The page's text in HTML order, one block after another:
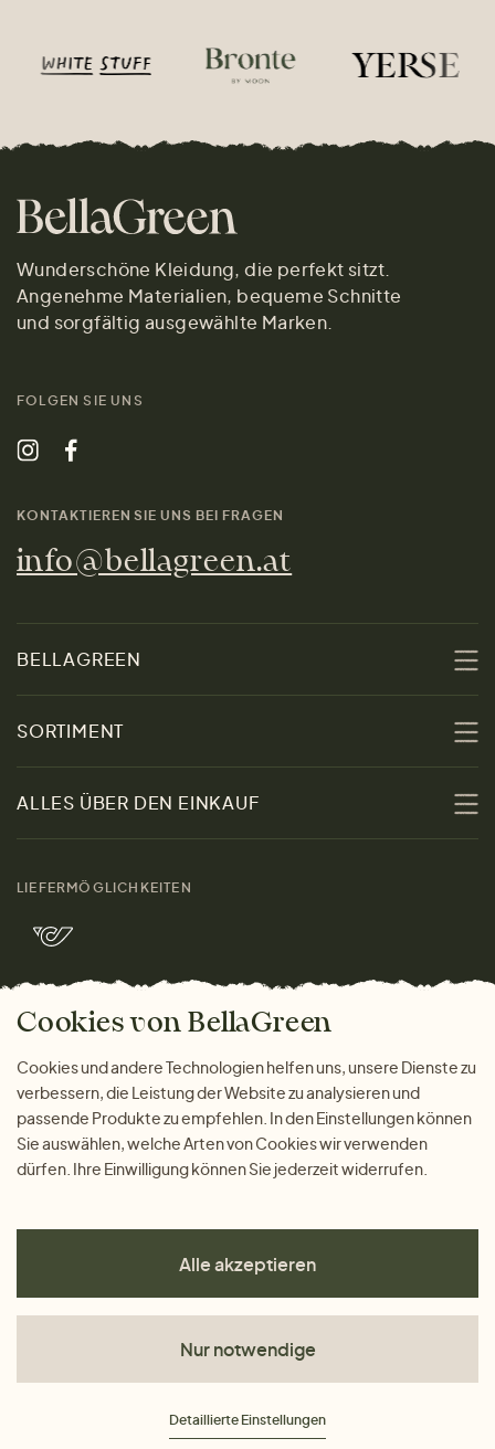
Wunderschöne Kleidung, die perfekt sitzt.
Angenehme Materialien, bequeme Schnitte
und sorgfältig ausgewählte Marken.
FOLGEN SIE UNS
KONTAKTIEREN SIE UNS BEI FRAGEN
info@bellagreen.at
BELLAGREEN
Nachhaltigkeit
Kontakt
Marken
Bella Green Magazin
SORTIMENT
Damen
Herren
Wohnen
Geschenke
ALLES ÜBER DEN EINKAUF
Warum bei uns einkaufen
LIEFERMÖGLICHKEITEN
ZAHLUNGSMÖGLICHKEITEN
Impressum Cookies
Cookies von BellaGreen
Cookies und andere Technologien helfen uns, unsere Dienste zu
verbessern, die Leistung der Website zu analysieren und
passende Produkte zu empfehlen. In den Einstellungen können
Sie auswählen, welche Arten von Cookies wir verwenden
dürfen. Ihre Einwilligung können Sie jederzeit widerrufen.
Alle akzeptieren
Nur notwendige
Detaillierte Einstellungen